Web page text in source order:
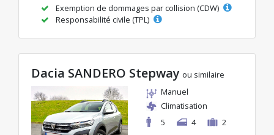
Exemption de dommages par collision (CDW)
Responsabilité civile (TPL)
Dacia SANDERO Stepway ou similaire
Manuel
Climatisation
5
4 2